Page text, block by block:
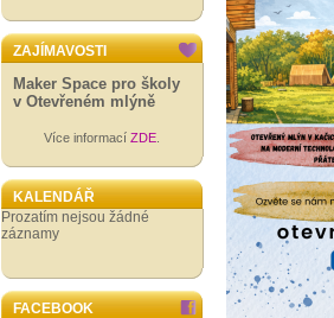
ZAJÍMAVOSTI
Maker Space pro školy
v Otevřeném mlýně
Více informací ZDE
KALENDÁŘ
Prozatím nejsou žádné
záznamy
FACEBOOK